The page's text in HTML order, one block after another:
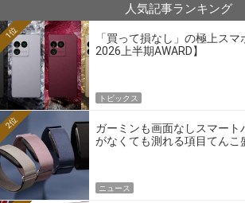
人気記事ランキング
「買って損なし」の極上ス
2026上半期AWARD】
1位
トピックス
ガーミンも画面なしスマート
がなくても測れる項目てんこ
2位
ニュース